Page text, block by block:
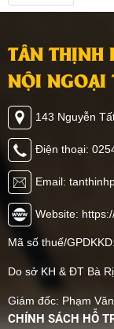
TÂN THỊNH
NỘI NGOẠI
143 Nguyễn
Điện thoại:
Email:
Website:
Mã số thuế/
Do sở KH & ĐT Bà
Giám đốc: Phạm
CHÍNH SÁCH HỖ